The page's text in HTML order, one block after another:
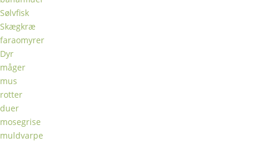
Sølvfisk
Skægkræ
faraomyrer
Dyr
måger
mus
rotter
duer
mosegrise
muldvarpe